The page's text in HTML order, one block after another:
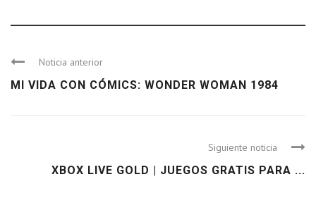
Noticia anterior
MI VIDA CON CÓMICS: WONDER WOMAN 1984
Siguiente noticia
XBOX LIVE GOLD | JUEGOS GRATIS PARA ...